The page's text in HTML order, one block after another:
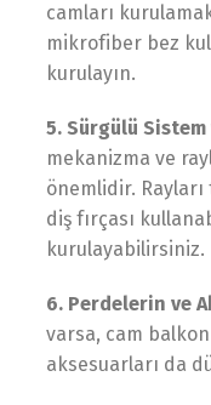
camları
mikrofiber bez
kurulayın.
5. Sürgülü
mekanizma ve
önemlidir.
diş fırçası
kurulayabilirsiniz.
6. Perdelerin ve
varsa, cam
aksesuarları da